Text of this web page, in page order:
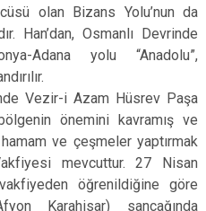
olan Bizans Yolu’nun da
Han’dan, Osmanlı Devrinde
Adana yolu “Anadolu”,
i Azam Hüsrev Paşa
önemini kavramış ve
ve çeşmeler yaptırmak
mevcuttur. 27 Nisan
öğrenildiğine göre
Karahisar) sancağında